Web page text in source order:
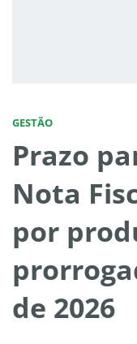
GESTÃO
Prazo
Nota
por
de 2026